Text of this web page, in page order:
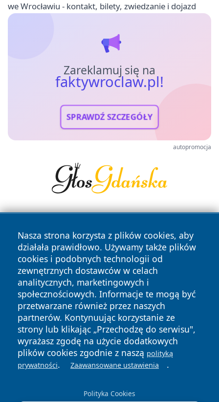
we Wrocławiu - kontakt, bilety, zwiedzanie i dojazd
Zareklamuj się na
faktywroclaw.pl!
SPRAWDŹ SZCZEGÓŁY
autopromocja
Nasza strona korzysta z plików cookies, aby
działała prawidłowo. Używamy także plików
cookies i podobnych technologii od
zewnętrznych dostawców w celach
analitycznych, marketingowych i
społecznościowych. Informacje te mogą być
przetwarzane również przez naszych
partnerów. Kontynuując korzystanie ze
strony lub klikając „Przechodzę do serwisu",
wyrażasz zgodę na użycie dodatkowych
plików cookies zgodnie z naszą polityką
prywatności. Zaawansowane ustawienia .
Polityka Cookies
Copyright © 2026 faktywroclaw.pl Wszystkie prawa
zastrzeżone.
News Autorzy
Polityka
Prywatności
Polityka
Cookies